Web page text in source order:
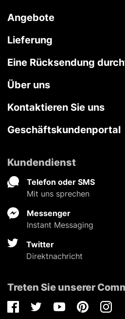
Angebote
Lieferung
Eine Rücksendung
Über uns
Kontaktieren Sie uns
Geschäftskundenportal
Kundendienst
Telefon oder SMS
Mit uns sprechen
Messenger
Instant Messaging
Twitter
Direktnachricht
Treten Sie unserer
FacebookTwitterYoutubePinterest